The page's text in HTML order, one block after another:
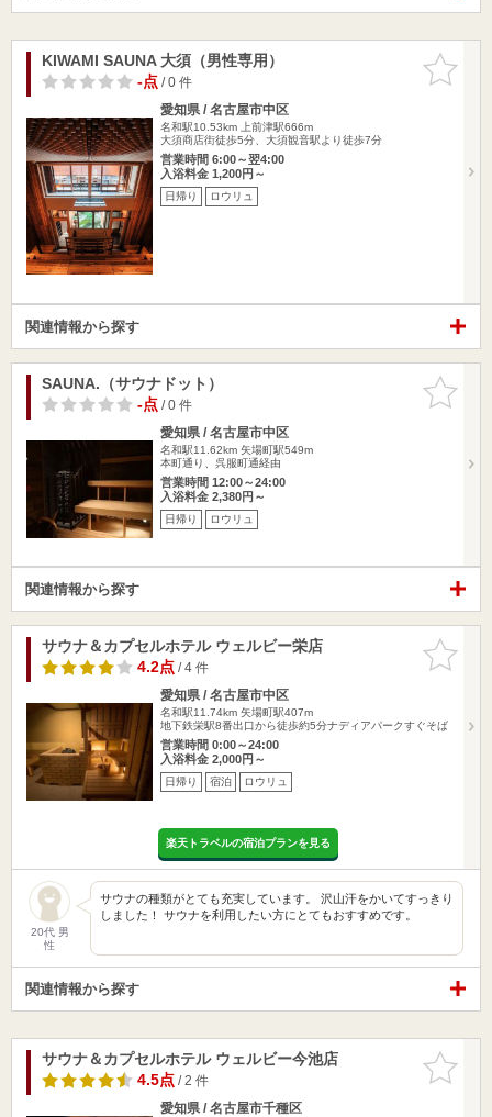
お気に入
りに追加
KIWAMI SAUNA 大須（男性専用）
-点/ 0 件
愛知県 / 名古屋市中区
名和駅10.53km
上前津駅666m
大須商店街徒歩5分、大須観音駅より徒歩7分
営業時間 6:00～翌4:00
入浴料金 1,200円～
日帰り ロウリュ
関連情報から探す
お気に入
りに追加
SAUNA.（サウナドット）
-点/ 0 件
愛知県 / 名古屋市中区
名和駅11.62km 矢場町駅549m
本町通り、呉服町通経由
営業時間 12:00～24:00
入浴料金 2,380円～
日帰り ロウリュ
関連情報から探す
お気に入
りに追加
サウナ＆カプセルホテル ウェルビー栄店
4.2点/ 4 件
愛知県 / 名古屋市中区
名和駅11.74km 矢場町駅407m
地下鉄栄駅8番出口から徒歩約5分ナディアパークすぐそば
営業時間 0:00～24:00
入浴料金 2,000円～
日帰り 宿泊 ロウリュ
楽天トラベルの宿泊プランを見る
20代 男
性
サウナの種類がとても充実しています。 沢山汗をかいてすっきり
しました！ サウナを利用したい方にとてもおすすめです。
関連情報から探す
お気に入
りに追加
サウナ＆カプセルホテル ウェルビー今池店
4.5点/ 2 件
愛知県 / 名古屋市千種区